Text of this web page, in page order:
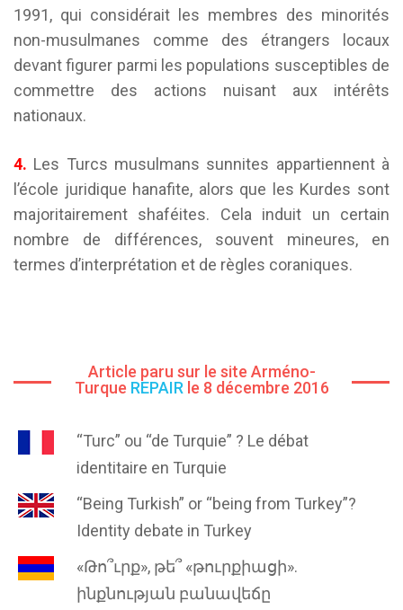
1991, qui considérait les membres des minorités
non-musulmanes comme des étrangers locaux
devant figurer parmi les populations susceptibles de
commettre des actions nuisant aux intérêts
nationaux.
4. Les Turcs musulmans sunnites appartiennent à
l’école juridique hanafite, alors que les Kurdes sont
majoritairement shaféites. Cela induit un certain
nombre de différences, souvent mineures, en
termes d’interprétation et de règles coraniques.
Article paru sur le site Arméno-
Turque REPAIR le 8 décembre 2016
“Turc” ou “de Turquie” ? Le débat
identitaire en Turquie
“Being Turkish” or “being from Turkey”?
Identity debate in Turkey
«Թո՞ւրք», թե՞ «թուրքիացի».
ինքնության բանավեճը